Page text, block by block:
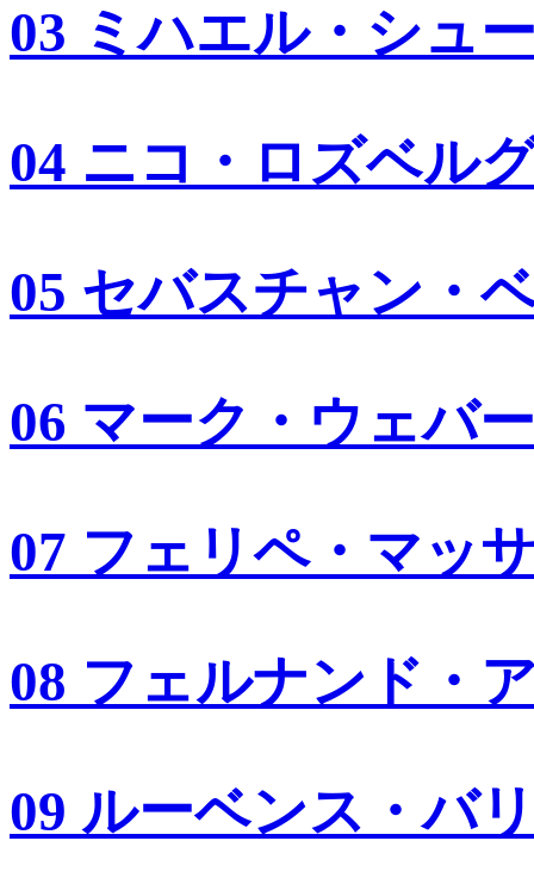
03 ミハエル・シュ
04 ニコ・ロズベル
05 セバスチャン・
06 マーク・ウェバー
07 フェリペ・マッ
08 フェルナンド・
09 ルーベンス・バ